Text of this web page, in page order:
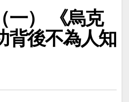
一） 《烏克
背後不為人知